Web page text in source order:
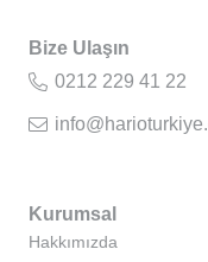
Bize Ulaşın
0212 229 41 22
Kurumsal
Hakkımızda